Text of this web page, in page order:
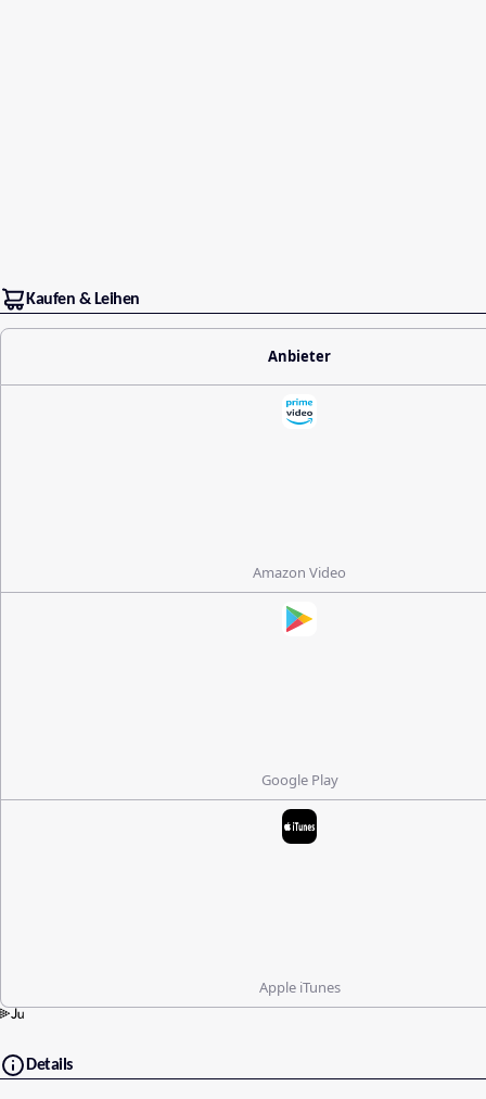
Kaufen & Leihen
Anbieter
Amazon Video
Google Play
Apple iTunes
Details